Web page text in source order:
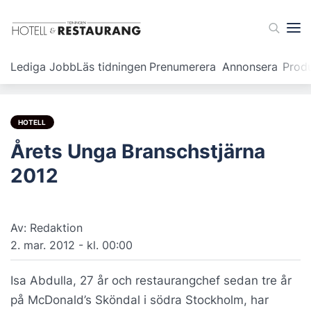
Lediga JobbLäs tidningen Prenumerera Annonsera
HOTELL
Årets Unga Branschstjärna
2012
Av: Redaktion
2. mar. 2012 - kl. 00:00
Isa Abdulla, 27 år och restaurangchef sedan tre år
på McDonald’s Sköndal i södra Stockholm, har